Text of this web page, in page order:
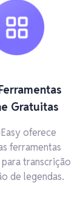
Gratuitas
oferece
ferramentas
transcrição
de legendas.